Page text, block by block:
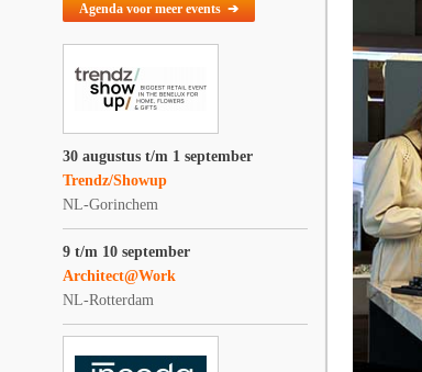
Agenda voor meer events ➔
30 augustus t/m 1 september
Trendz/Showup
NL-Gorinchem
9 t/m 10 september
Architect@Work
NL-Rotterdam